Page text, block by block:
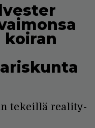
koiran
tekeillä reality-